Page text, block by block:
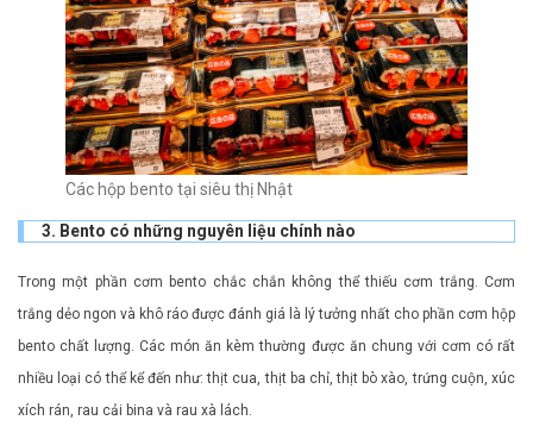
Các hộp bento tại siêu thị Nhật
3. Bento có những nguyên liệu chính nào
Trong một phần cơm bento chắc chắn không thể thiếu cơm trắng. Cơm
trắng dẻo ngon và khô ráo được đánh giá là lý tưởng nhất cho phần cơm hộp
bento chất lượng. Các món ăn kèm thường được ăn chung với cơm có rất
nhiều loại có thể kể đến như: thịt cua, thịt ba chỉ, thịt bò xào, trứng cuộn, xúc
xích rán, rau cải bina và rau xà lách.